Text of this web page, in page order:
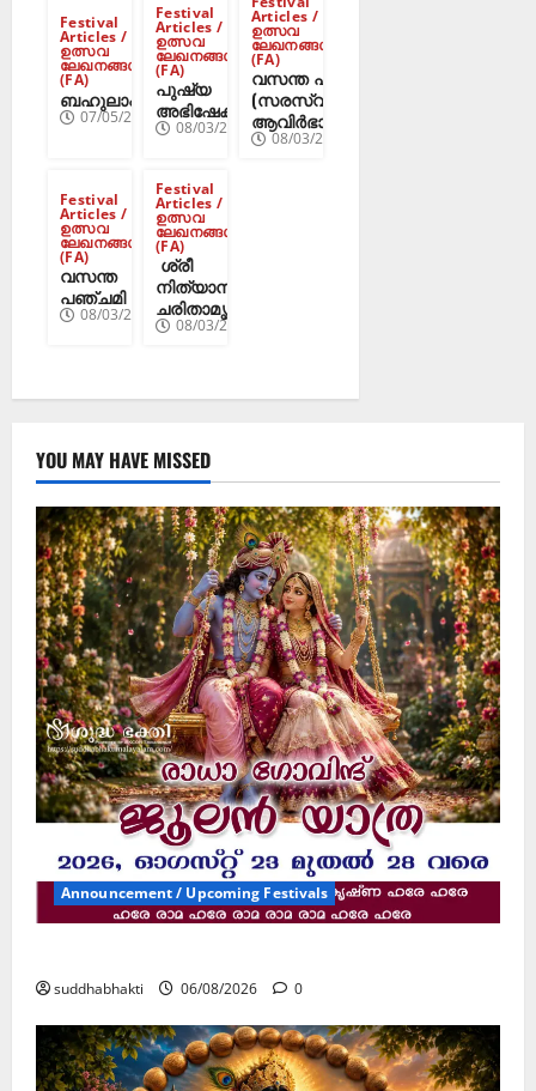
Festival
Articles /
ഉത്സവ
ലേഖനങ്ങൾ
(FA)
ബഹുലാഷ്ടമി
07/05/2025
Festival
Articles /
ഉത്സവ
ലേഖനങ്ങൾ
(FA)
പുഷ്യ
അഭിഷേകം
08/03/2025
Articles /
ഉത്സവ
ലേഖനങ്ങൾ
(FA)
വസന്ത പഞ്ചമി –
(സരസ്വതീദേവിയുടെ
ആവിർഭാവ ദിനം)
08/03/2025
Festival
Articles /
ഉത്സവ
ലേഖനങ്ങൾ
(FA)
വസന്ത
പഞ്ചമി
08/03/2025
Festival
Articles /
ഉത്സവ
ലേഖനങ്ങൾ
(FA)
ശ്രീ
നിത്യാനന്ദ
ചരിതാമൃതം
08/03/2025
YOU MAY HAVE MISSED
Announcement / Upcoming Festivals
suddhabhakti 06/08/2026 0